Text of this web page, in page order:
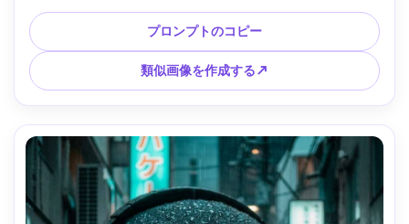
ー、Canon EOS R6 50mm f/1.8で撮影されたベッドに座って
いる10代/若者の柔らかいライフスタイルポートレート、浅
い被写界深度、優しいボケ、超リアル、ノスタルジックなロ
ファイムード --ar 4:5
プロンプトのコピー
類似画像を作成する↗